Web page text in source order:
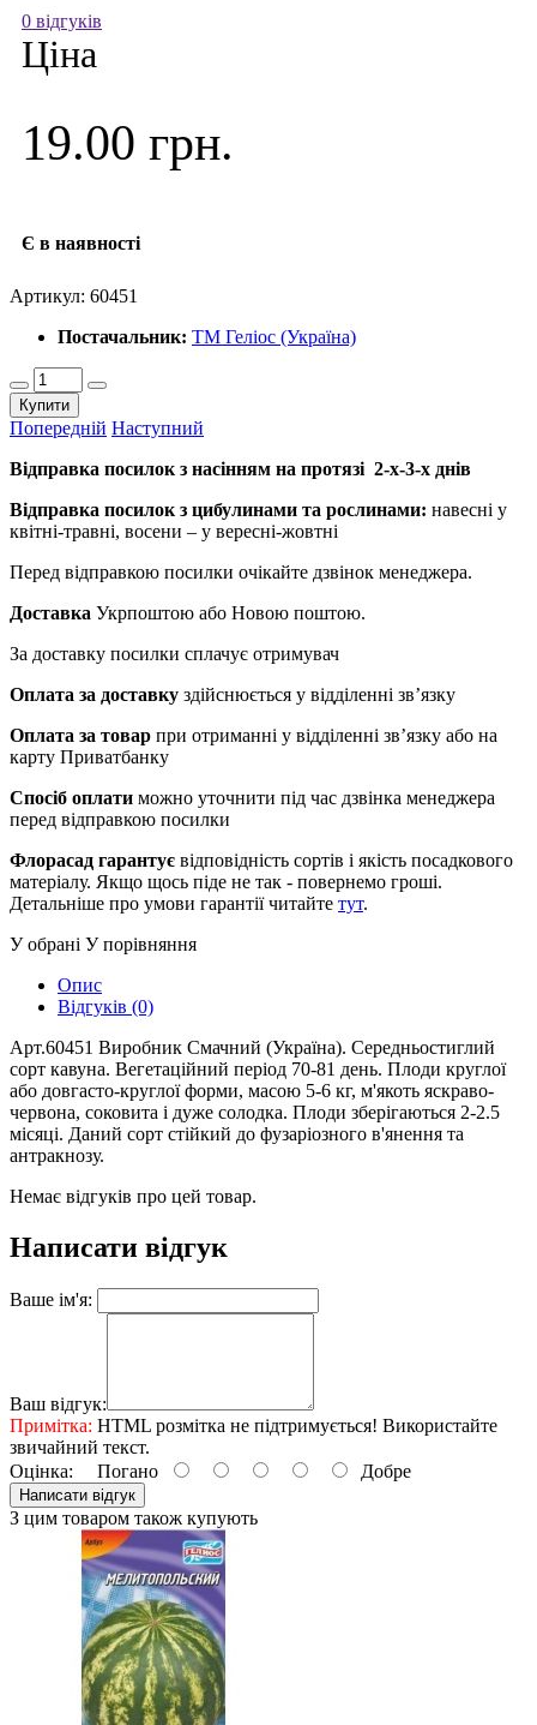
0 відгуків
Ціна
19.00 грн.
Є в наявності
Артикул: 60451
Постачальник: ТМ Геліос (Україна)
Купити
Попередній Наступний
Відправка посилок з насінням на протязі 2-х-3-х днів
Відправка посилок з цибулинами та рослинами: навесні у
квітні-травні, восени – у вересні-жовтні
Перед відправкою посилки очікайте дзвінок менеджера.
Доставка Укрпоштою або Новою поштою.
За доставку посилки сплачує отримувач
Оплата за доставку здійснюється у відділенні зв’язку
Оплата за товар при отриманні у відділенні зв’язку або на
карту Приватбанку
Спосіб оплати можно уточнити під час дзвінка менеджера
перед відправкою посилки
Флорасад гарантує відповідність сортів і якість посадкового
матеріалу. Якщо щось піде не так - повернемо гроші.
Детальніше про умови гарантії читайте тут.
У обрані У порівняння
Опис
Відгуків (0)
Арт.60451 Виробник Смачний (Україна). Середньостиглий
сорт кавуна. Вегетаційний період 70-81 день. Плоди круглої
або довгасто-круглої форми, масою 5-6 кг, м'якоть яскраво-
червона, соковита і дуже солодка. Плоди зберігаються 2-2.5
місяці. Даний сорт стійкий до фузаріозного в'янення та
антракнозу.
Немає відгуків про цей товар.
Написати відгук
Ваше ім'я:
Ваш відгук:
Примітка: HTML розмітка не підтримується! Використайте
звичайний текст.
Оцінка: Погано Добре
Написати відгук
З цим товаром також купують